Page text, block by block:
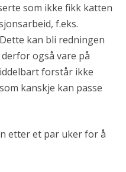
som ikke fikk katten
f.eks.
kan bli redningen
også vare på
forstår ikke
kanskje kan passe
etter et par uker for å